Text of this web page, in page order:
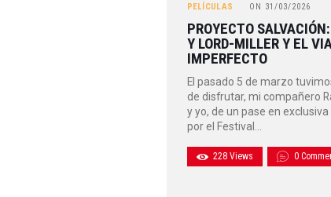
PELÍCULAS
ON 31/03/2026
PROYECTO
Y LORD-MILLER Y EL
IMPERFECTO
El pasado 5 de marzo
de disfrutar, mi compañero
y yo, de un pase en
por el Festival…
228 Views 0